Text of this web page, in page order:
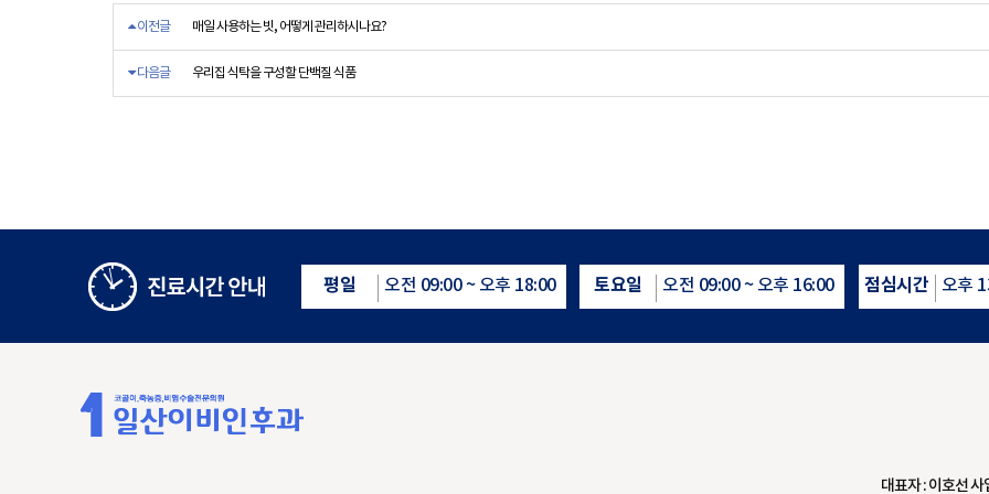
이전글 매일 사용하는 빗, 어떻게 관리하시나요?
다음글 우리집 식탁을 구성할 단백질 식품
수면다원검사실은 365일 운영 평일 오전 09:00 ~ 오후 18:00 토요일 오전 09:00 ~ 오후 16:00 점심시간 오후
대표자 : 이호선